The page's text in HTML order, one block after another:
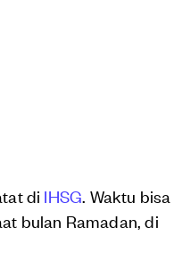
di IHSG. Waktu bisa
bulan Ramadan, di